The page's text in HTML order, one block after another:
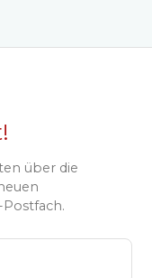
über die